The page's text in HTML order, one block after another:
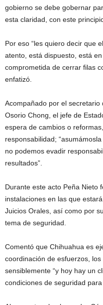
gobierno se debe gobernar
esta claridad, con este
Por eso “les quiero decir que
atento, está dispuesto, está
comprometida de cerrar filas
enfatizó.
Acompañado por el
Osorio Chong, el jefe de
espera de cambios o
responsabilidad;
no podemos evadir
resultados”.
Durante este acto Peña Nieto
instalaciones en las que
Juicios Orales, así como por
tema de seguridad.
Comentó que Chihuahua es
coordinación de esfuerzos,
sensiblemente “y hoy hay un
condiciones de seguridad para